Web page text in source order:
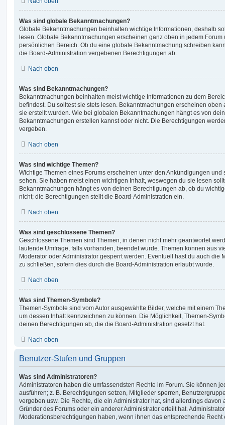
Was sind globale Bekanntmachungen?
Globale Bekanntmachungen beinhalten wichtige Informationen, deshalb
lesen. Globale Bekanntmachungen erscheinen ganz oben in jedem
persönlichen Bereich. Ob du eine globale Bekanntmachung schreiben
die Board-Administration vergebenen Berechtigungen ab.
Nach oben
Was sind Bekanntmachungen?
Bekanntmachungen beinhalten meist wichtige Informationen zu dem
befindest. Du solltest sie stets lesen. Bekanntmachungen erscheinen oben
sie erstellt wurden. Wie bei globalen Bekanntmachungen hängt es von
Bekanntmachungen erstellen kannst oder nicht. Die Berechtigungen
vergeben.
Nach oben
Was sind wichtige Themen?
Wichtige Themen eines Forums erscheinen unter den Ankündigungen und
sehen. Sie haben meist einen wichtigen Inhalt, weswegen du sie lesen
Bekanntmachungen hängt es von deinen Berechtigungen ab, ob du
nicht; die Berechtigungen stellt die Board-Administration ein.
Nach oben
Was sind geschlossene Themen?
Geschlossene Themen sind Themen, in denen nicht mehr geantwortet
laufende Umfrage, falls vorhanden, beendet wurde. Themen können aus
Moderator oder Administrator gesperrt werden. Eventuell hast du auch die
zu schließen, sofern dies durch die Board-Administration erlaubt wurde.
Nach oben
Was sind Themen-Symbole?
Themen-Symbole sind vom Autor ausgewählte Bilder, welche mit einem
um dessen Inhalt kennzeichnen zu können. Die Möglichkeit, Themen-
deinen Berechtigungen ab, die die Board-Administration gesetzt hat.
Nach oben
Benutzer-Stufen und Gruppen
Was sind Administratoren?
Administratoren haben die umfassendsten Rechte im Forum. Sie können
ausführen; z. B. Berechtigungen setzen, Mitglieder sperren,
vergeben usw. Die Rechte, die ein Administrator hat, sind allerdings
Gründer des Forums oder ein anderer Administrator erteilt hat.
Moderationsberechtigungen haben, wenn ihnen das entsprechende Recht